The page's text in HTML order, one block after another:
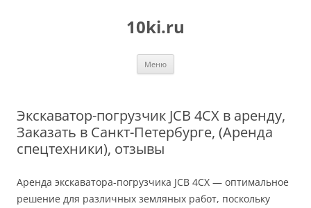
10ki.ru
Меню
Экскаватор-погрузчик JCB 4CX в аренду,
Заказать в Санкт-Петербурге, (Аренда
спецтехники), отзывы
Аренда экскаватора-погрузчика JCB 4CX — оптимальное
решение для различных земляных работ, поскольку